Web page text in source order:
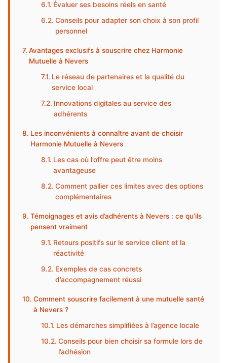
Évaluer ses besoins réels en santé
Conseils pour adapter son choix à son profil
personnel
Avantages exclusifs à souscrire chez Harmonie
Mutuelle à Nevers
Le réseau de partenaires et la qualité du
service local
Innovations digitales au service des
adhérents
Les inconvénients à connaître avant de choisir
Harmonie Mutuelle à Nevers
Les cas où l’offre peut être moins
avantageuse
Comment pallier ces limites avec des options
complémentaires
Témoignages et avis d’adhérents à Nevers : ce qu’ils
pensent vraiment
Retours positifs sur le service client et la
réactivité
Exemples de cas concrets
d’accompagnement réussi
Comment souscrire facilement à une mutuelle santé
à Nevers ?
Les démarches simplifiées à l’agence locale
Conseils pour bien choisir sa formule lors de
l’adhésion